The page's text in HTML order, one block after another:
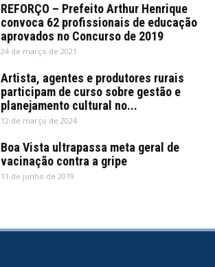
REFORÇO – Prefeito Arthur Henrique
convoca 62 profissionais de educação
aprovados no Concurso de 2019
24 de março de 2021
Artista, agentes e produtores rurais
participam de curso sobre gestão e
planejamento cultural no...
12 de março de 2024
Boa Vista ultrapassa meta geral de
vacinação contra a gripe
11 de junho de 2019